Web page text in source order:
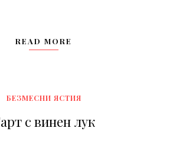
READ MORE
БЕЗМЕСНИ ЯСТИЯ
с винен лук